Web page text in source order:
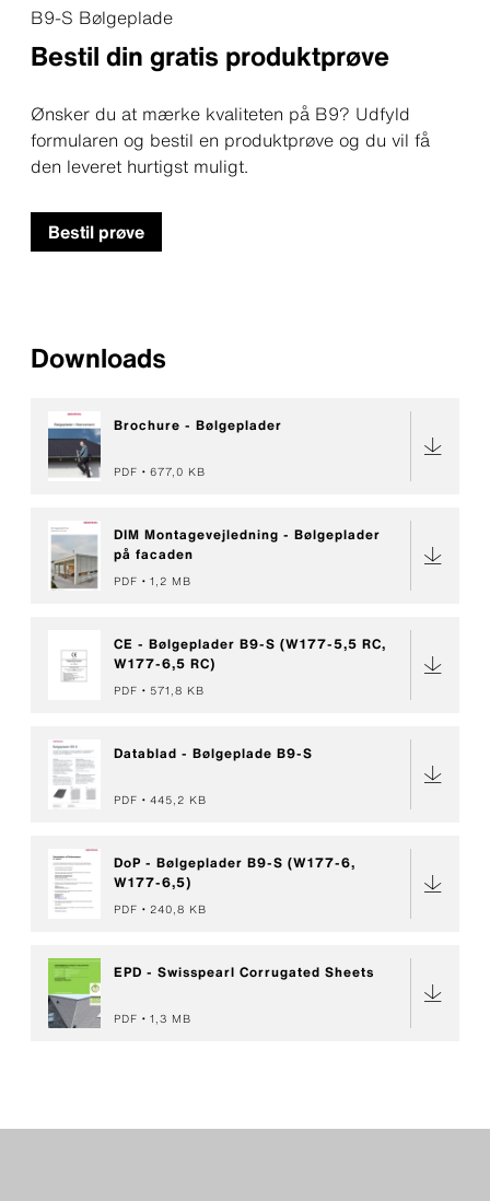
B9-S Bølgeplade
Bestil din gratis produktprøve
Ønsker du at mærke kvaliteten på B9? Udfyld
formularen og bestil en produktprøve og du vil få
den leveret hurtigst muligt.
Bestil prøve
Downloads
Brochure - Bølgeplader
PDF 677,0 KB
DIM Montagevejledning - Bølgeplader
på facaden
PDF 1,2 MB
CE - Bølgeplader B9-S (W177-5,5 RC,
W177-6,5 RC)
PDF 571,8 KB
Datablad - Bølgeplade B9-S
PDF 445,2 KB
DoP - Bølgeplader B9-S (W177-6,
W177-6,5)
PDF 240,8 KB
EPD - Swisspearl Corrugated Sheets
PDF 1,3 MB